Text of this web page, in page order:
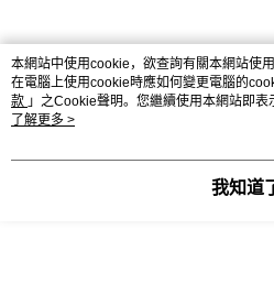
本網站中使用cookie，欲查詢有關本網站使
在電腦上使用cookie時應如何變更電腦的
款 」之Cookie聲明。您繼續使用本網站即
之Cookie聲明使用cookie。
了解更多 >
我知道